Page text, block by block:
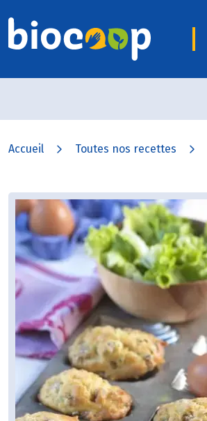
Accueil Toutes nos recettes